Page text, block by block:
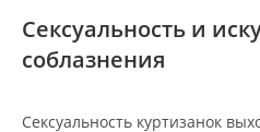
Сексуальность и
соблазнения
Сексуальность куртизанок